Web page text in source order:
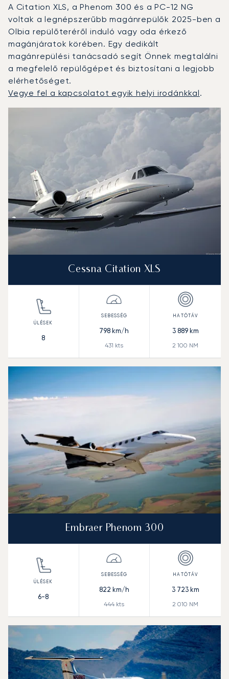
A Citation XLS, a Phenom 300 és a PC-12 NG
voltak a legnépszerűbb magánrepülők 2025-ben a
Olbia repülőteréről induló vagy oda érkező
magánjáratok körében. Egy dedikált
magánrepülési tanácsadó segít Önnek megtalálni
a megfelelő repülőgépet és biztosítani a legjobb
elérhetőséget.
Vegye fel a kapcsolatot egyik helyi irodánkkal.
Repülőgép-típus
Ülőhelyek
Sebesség (csomó)
Hatótávolság (km)
Cessna Citation XLS
8
798 km/h
431 kts
3 889km
2 100 NM
Embraer Phenom 300
6-8
822 km/h
444 kts
3 723km
2 010 NM